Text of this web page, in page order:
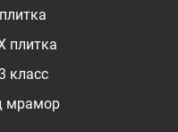
плитка
класс
мрамор